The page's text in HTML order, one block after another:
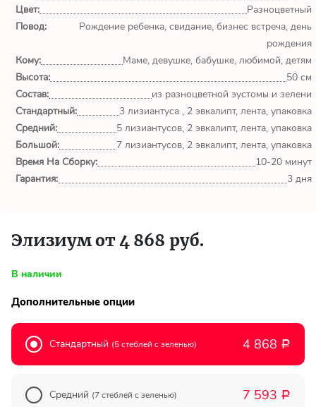
удобно заказывать онлайн.
Стану постоянным
Вероника
Екатеринбург
Огромное спасибо за
чудесный букет! Заказывала
цветы ко Дню Рождения
своей любимом бабулечки.
Бобров А.
смело рекомендовать этот
магазин. Работают быстро,
четко и надежно.
Цвет:
Разноцветный
Повод:
Рождение ребенка, свидание, бизнес встреча, день
рождения
Кому:
Маме, девушке, бабушке, любимой, детям
Высота:
50 см
Состав:
из разноцветной эустомы и зелени
Стандартный:
3 лизиантуса , 2 эвкалипт, лента, упаковка
Средний:
5 лизиантусов, 2 эвкалипт, лента, упаковка
Большой:
7 лизиантусов, 2 эвкалипт, лента, упаковка
Время На Сборку:
10-20 минут
Гарантия:
3 дня
Элизиум от 4 868 руб.
В наличии
Дополнительные опции
Стандартный (5 стеблей с зеленью) 4 868 Р
Средний (7 стеблей с зеленью) 7 593 Р